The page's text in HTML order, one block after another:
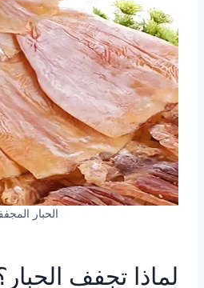
الحبار
لماذا تجفف